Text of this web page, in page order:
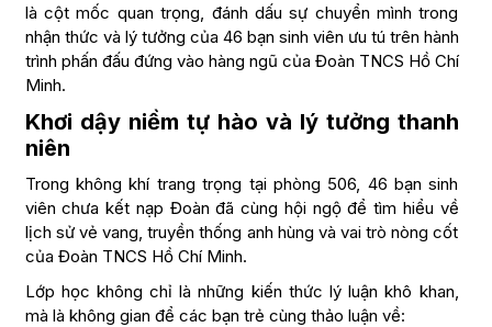
là cột mốc quan trọng, đánh dấu sự chuyển mình trong
nhận thức và lý tưởng của 46 bạn sinh viên ưu tú trên hành
trình phấn đấu đứng vào hàng ngũ của Đoàn TNCS Hồ Chí
Minh.
Khơi dậy niềm tự hào và lý tưởng thanh
niên
Trong không khí trang trọng tại phòng 506, 46 bạn sinh
viên chưa kết nạp Đoàn đã cùng hội ngộ để tìm hiểu về
lịch sử vẻ vang, truyền thống anh hùng và vai trò nòng cốt
của Đoàn TNCS Hồ Chí Minh.
Lớp học không chỉ là những kiến thức lý luận khô khan,
mà là không gian để các bạn trẻ cùng thảo luận về: